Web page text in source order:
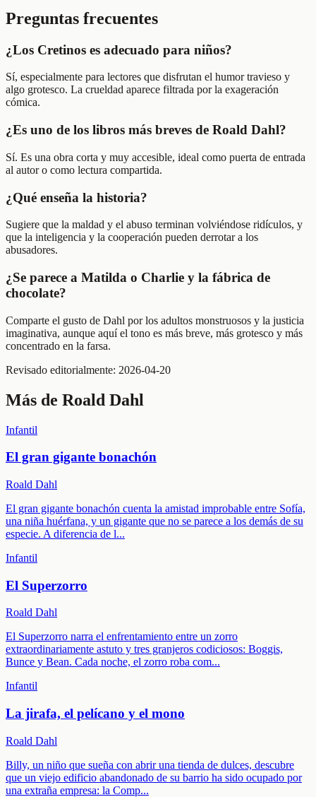
Preguntas frecuentes
¿Los Cretinos es adecuado para niños?
Sí, especialmente para lectores que disfrutan el humor travieso y
algo grotesco. La crueldad aparece filtrada por la exageración
cómica.
¿Es uno de los libros más breves de Roald Dahl?
Sí. Es una obra corta y muy accesible, ideal como puerta de entrada
al autor o como lectura compartida.
¿Qué enseña la historia?
Sugiere que la maldad y el abuso terminan volviéndose ridículos, y
que la inteligencia y la cooperación pueden derrotar a los
abusadores.
¿Se parece a Matilda o Charlie y la fábrica de
chocolate?
Comparte el gusto de Dahl por los adultos monstruosos y la justicia
imaginativa, aunque aquí el tono es más breve, más grotesco y más
concentrado en la farsa.
Revisado editorialmente: 2026-04-20
Más de Roald Dahl
Infantil
El gran gigante bonachón
Roald Dahl
El gran gigante bonachón cuenta la amistad improbable entre Sofía,
una niña huérfana, y un gigante que no se parece a los demás de su
especie. A diferencia de l...
Infantil
El Superzorro
Roald Dahl
El Superzorro narra el enfrentamiento entre un zorro
extraordinariamente astuto y tres granjeros codiciosos: Boggis,
Bunce y Bean. Cada noche, el zorro roba com...
Infantil
La jirafa, el pelícano y el mono
Roald Dahl
Billy, un niño que sueña con abrir una tienda de dulces, descubre
que un viejo edificio abandonado de su barrio ha sido ocupado por
una extraña empresa: la Comp...